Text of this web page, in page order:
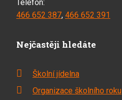
Telefon:
466 652 387, 466 652 391
Nejčastěji hledáte
Školní jídelna
Organizace školního roku